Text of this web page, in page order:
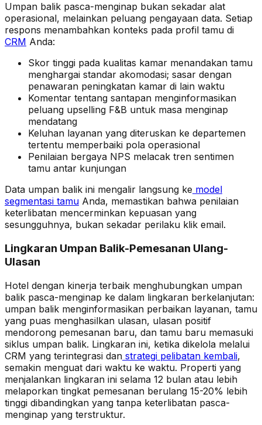
Umpan balik pasca-menginap bukan sekadar alat
operasional, melainkan peluang pengayaan data. Setiap
respons menambahkan konteks pada profil tamu di
CRM Anda:
Skor tinggi pada kualitas kamar menandakan tamu
menghargai standar akomodasi; sasar dengan
penawaran peningkatan kamar di lain waktu
Komentar tentang santapan menginformasikan
peluang upselling F&B untuk masa menginap
mendatang
Keluhan layanan yang diteruskan ke departemen
tertentu memperbaiki pola operasional
Penilaian bergaya NPS melacak tren sentimen
tamu antar kunjungan
Data umpan balik ini mengalir langsung ke model
segmentasi tamu Anda, memastikan bahwa penilaian
keterlibatan mencerminkan kepuasan yang
sesungguhnya, bukan sekadar perilaku klik email.
Lingkaran Umpan Balik-Pemesanan Ulang-
Ulasan
Hotel dengan kinerja terbaik menghubungkan umpan
balik pasca-menginap ke dalam lingkaran berkelanjutan:
umpan balik menginformasikan perbaikan layanan, tamu
yang puas menghasilkan ulasan, ulasan positif
mendorong pemesanan baru, dan tamu baru memasuki
siklus umpan balik. Lingkaran ini, ketika dikelola melalui
CRM yang terintegrasi dan strategi pelibatan kembali,
semakin menguat dari waktu ke waktu. Properti yang
menjalankan lingkaran ini selama 12 bulan atau lebih
melaporkan tingkat pemesanan berulang 15-20% lebih
tinggi dibandingkan yang tanpa keterlibatan pasca-
menginap yang terstruktur.